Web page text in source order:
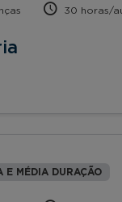
30 horas/
E MÉDIA DURAÇÃO